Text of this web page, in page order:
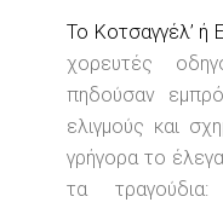
Το Κοτσαγγέλ’ ή
χορευτές
πηδούσαν
ελιγμούς και
γρήγορα το
τα